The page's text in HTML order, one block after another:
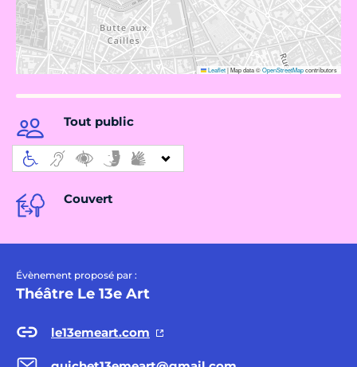
Leaflet|Map data ©OpenStreetMapcontributors
Tout public
Couvert
Évènement proposé par :
Théâtre Le 13e Art
le13emeart.com